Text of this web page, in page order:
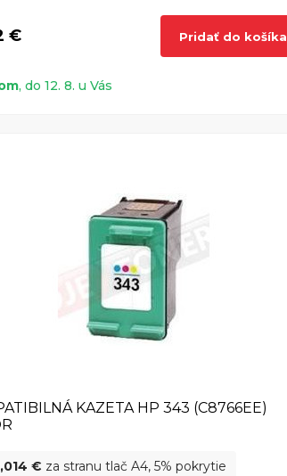
€ Pridať do košíka
, do 12. 8. u Vás
KAZETA HP 343 (C8766EE)
€ za stranu tlač A4, 5% pokrytie